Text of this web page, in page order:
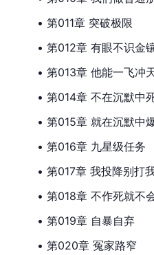
• 第011章 突破极限
• 第012章 有眼不识金
• 第013章 他能一飞冲
• 第014章 不在沉默中
• 第015章 就在沉默中
• 第016章 九星级任务
• 第017章 我投降别打
• 第018章 不作死就不
• 第019章 自暴自弃
• 第020章 冤家路窄